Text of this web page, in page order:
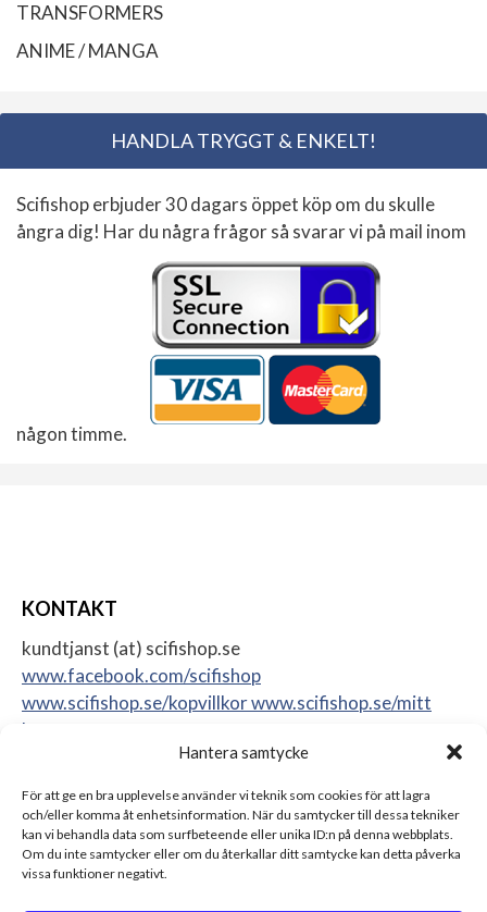
Hantera samtycke
För att ge en bra upplevelse använder vi teknik som cookies för att lagra
och/eller komma åt enhetsinformation. När du samtycker till dessa tekniker
kan vi behandla data som surfbeteende eller unika ID:n på denna webbplats.
Om du inte samtycker eller om du återkallar ditt samtycke kan detta påverka
vissa funktioner negativt.
TRANSFORMERS
ANIME / MANGA
HANDLA TRYGGT & ENKELT!
Scifishop erbjuder 30 dagars öppet köp om du skulle
ångra dig! Har du några frågor så svarar vi på mail inom
någon timme.
KONTAKT
kundtjanst (at) scifishop.se
www.facebook.com/scifishop
www.scifishop.se/kopvillkorwww.scifishop.se/mitt
konto
17562 Järfälla
Sweden